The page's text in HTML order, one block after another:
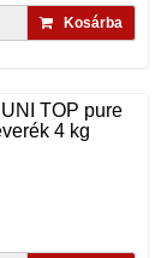
Kosárba
TOP pure
4 kg